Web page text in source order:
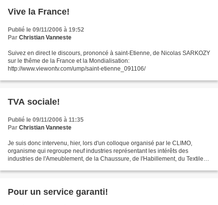
Vive la France!
Publié le 09/11/2006 à 19:52
Par Christian Vanneste
Suivez en direct le discours, prononcé à saint-Etienne, de Nicolas SARKOZY
sur le thême de la France et la Mondialisation:
http://www.viewontv.com/ump/saint-etienne_091106/
TVA sociale!
Publié le 09/11/2006 à 11:35
Par Christian Vanneste
Je suis donc intervenu, hier, lors d'un colloque organisé par le CLIMO,
organisme qui regroupe neuf industries représentant les intérêts des
industries de l'Ameublement, de la Chaussure, de l'Habillement, du Textile
Pour un service garanti!